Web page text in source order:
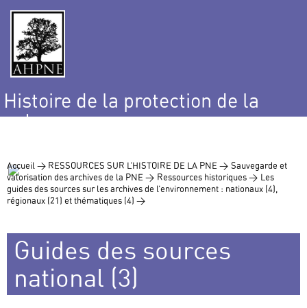
Histoire de la protection de la
nature
Accueil > RESSOURCES SUR L’HISTOIRE DE LA PNE > Sauvegarde et
valorisation des archives de la PNE > Ressources historiques > Les
guides des sources sur les archives de l’environnement : nationaux (4),
régionaux (21) et thématiques (4) >
Guides des sources
national (3)